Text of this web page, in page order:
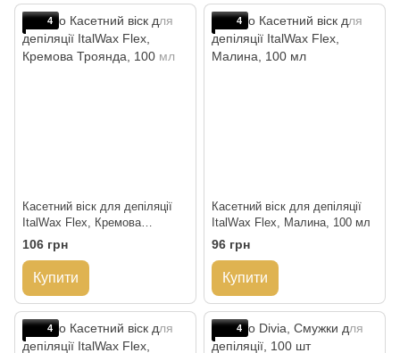
4
Касетний віск для депіляції
ItalWax Flex, Кремова
Троянда, 100 мл
106 грн
Купити
4
Касетний віск для депіляції
ItalWax Flex, Малина, 100 мл
96 грн
Купити
4 4